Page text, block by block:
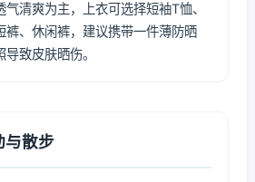
清爽为主，上衣可选择短袖T恤、
裤、休闲裤，建议携带一件薄防晒
致皮肤晒伤。
与散步